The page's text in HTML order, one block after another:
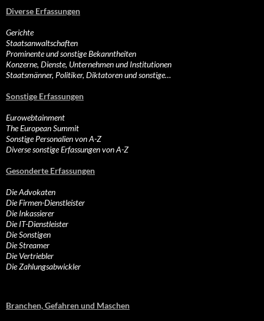
Diverse Erfassungen
Gerichte
Staatsanwaltschaften
Prominente und sonstige Bekanntheiten
Konzerne, Dienste, Unternehmen und Institutionen
Staatsmänner, Politiker, Diktatoren und sonstige…
Sonstige Erfassungen
Eurowebtainment
The European Summit
Sonstige Personalien von A-Z
Diverse sonstige Erfassungen von A-Z
Gesonderte Erfassungen
Die Advokaten
Die Firmen-Dienstleister
Die Inkassierer
Die IT-Dienstleister
Die Sonstigen
Die Streamer
Die Vertriebler
Die Zahlungsabwickler
Branchen, Gefahren und Maschen